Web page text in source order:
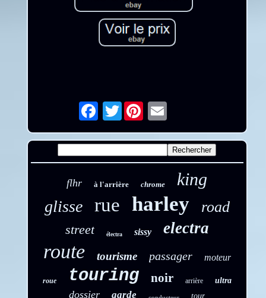
Twitter Email
flhr à l'arrière chrome king
glisse rue harley road
street électra sissy electra
route tourisme passager moteur
roue touring noir arrière ultra
dossier garde tour